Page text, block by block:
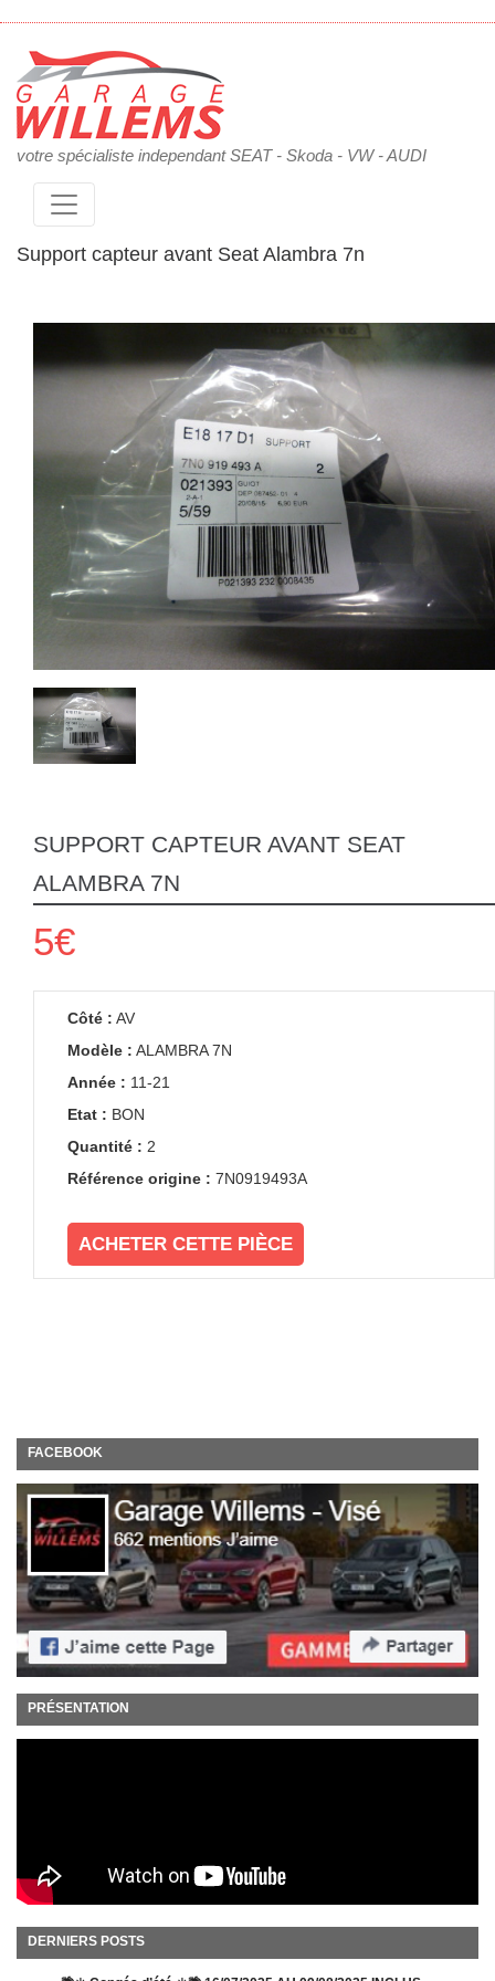
votre spécialiste independant SEAT - Skoda - VW - AUDI
Support capteur avant Seat Alambra 7n
SUPPORT CAPTEUR AVANT SEAT
ALAMBRA 7N
5€
Côté : AV
Modèle : ALAMBRA 7N
Année : 11-21
Etat : BON
Quantité : 2
Référence origine : 7N0919493A
ACHETER CETTE PIÈCE
FACEBOOK
PRÉSENTATION
DERNIERS POSTS